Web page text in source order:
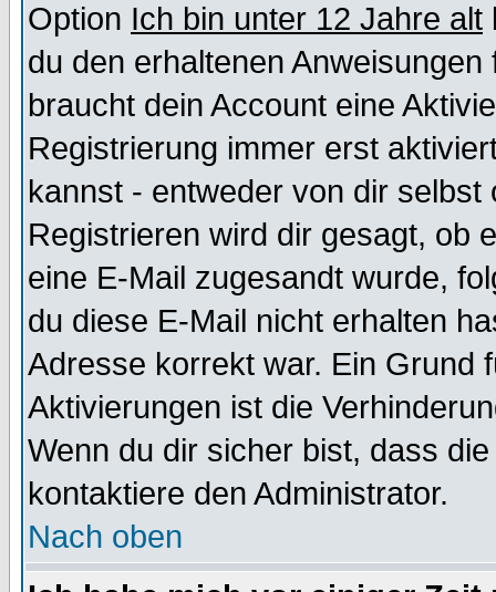
Option Ich bin unter 12 Jahre alt
du den erhaltenen
braucht dein Account eine
Registrierung immer erst
kannst - entweder von dir selbst
Registrieren wird dir gesagt, ob
eine E-Mail zugesandt wurde,
du diese E-Mail nicht erhalten
Adresse korrekt war. Ein Grund
Aktivierungen ist die
Wenn du dir sicher bist, dass
kontaktiere den Administrator.
Nach oben